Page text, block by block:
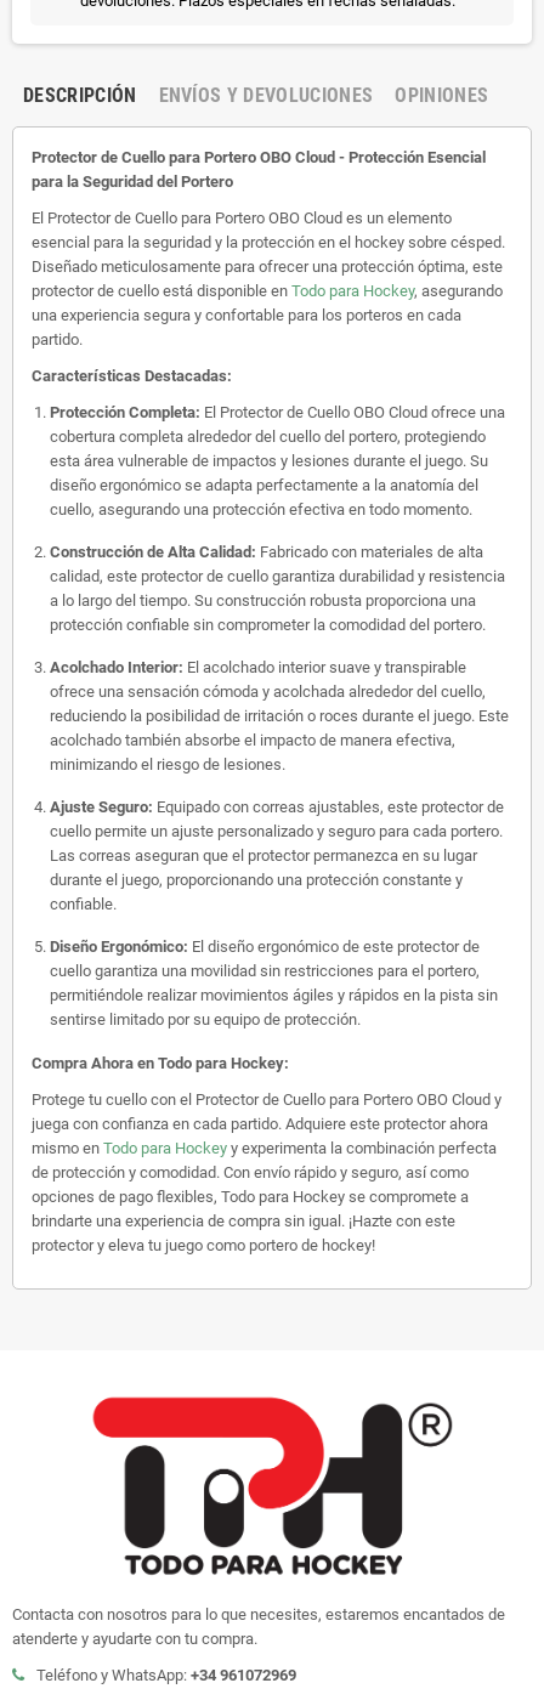
DESCRIPCIÓN ENVÍOS Y DEVOLUCIONES OPINIONES
Protector de Cuello para Portero OBO Cloud - Protección Esencial
para la Seguridad del Portero
El Protector de Cuello para Portero OBO Cloud es un elemento
esencial para la seguridad y la protección en el hockey sobre césped.
Diseñado meticulosamente para ofrecer una protección óptima, este
protector de cuello está disponible en Todo para Hockey, asegurando
una experiencia segura y confortable para los porteros en cada
partido.
Características Destacadas:
Protección Completa: El Protector de Cuello OBO Cloud ofrece una
cobertura completa alrededor del cuello del portero, protegiendo
esta área vulnerable de impactos y lesiones durante el juego. Su
diseño ergonómico se adapta perfectamente a la anatomía del
cuello, asegurando una protección efectiva en todo momento.
Construcción de Alta Calidad: Fabricado con materiales de alta
calidad, este protector de cuello garantiza durabilidad y resistencia
a lo largo del tiempo. Su construcción robusta proporciona una
protección confiable sin comprometer la comodidad del portero.
Acolchado Interior: El acolchado interior suave y transpirable
ofrece una sensación cómoda y acolchada alrededor del cuello,
reduciendo la posibilidad de irritación o roces durante el juego. Este
acolchado también absorbe el impacto de manera efectiva,
minimizando el riesgo de lesiones.
Ajuste Seguro: Equipado con correas ajustables, este protector de
cuello permite un ajuste personalizado y seguro para cada portero.
Las correas aseguran que el protector permanezca en su lugar
durante el juego, proporcionando una protección constante y
confiable.
Diseño Ergonómico: El diseño ergonómico de este protector de
cuello garantiza una movilidad sin restricciones para el portero,
permitiéndole realizar movimientos ágiles y rápidos en la pista sin
sentirse limitado por su equipo de protección.
Compra Ahora en Todo para Hockey:
Protege tu cuello con el Protector de Cuello para Portero OBO Cloud y
juega con confianza en cada partido. Adquiere este protector ahora
mismo en Todo para Hockey y experimenta la combinación perfecta
de protección y comodidad. Con envío rápido y seguro, así como
opciones de pago flexibles, Todo para Hockey se compromete a
brindarte una experiencia de compra sin igual. ¡Hazte con este
protector y eleva tu juego como portero de hockey!
Contacta con nosotros para lo que necesites, estaremos encantados de
atenderte y ayudarte con tu compra.
Teléfono y WhatsApp: +34 961072969